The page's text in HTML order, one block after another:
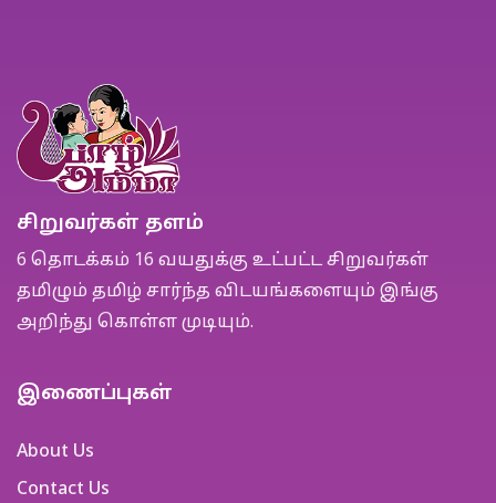
சிறுவர்கள் தளம்
6 தொடக்கம் 16 வயதுக்கு உட்பட்ட சிறுவர்கள்
தமிழும் தமிழ் சார்ந்த விடயங்களையும் இங்கு
அறிந்து கொள்ள முடியும்.
இணைப்புகள்
About Us
Contact Us